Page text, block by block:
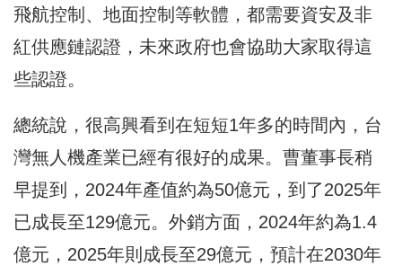
飛航控制、地面控制等軟體，都需要資安及非
紅供應鏈認證，未來政府也會協助大家取得這
些認證。
總統說，很高興看到在短短1年多的時間內，台
灣無人機產業已經有很好的成果。曹董事長稍
早提到，2024年產值約為50億元，到了2025年
已成長至129億元。外銷方面，2024年約為1.4
億元，2025年則成長至29億元，預計在2030年